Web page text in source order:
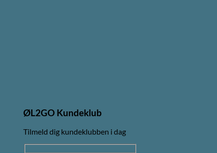
ØL2GO Kundeklub
Tilmeld dig kundeklubben i dag